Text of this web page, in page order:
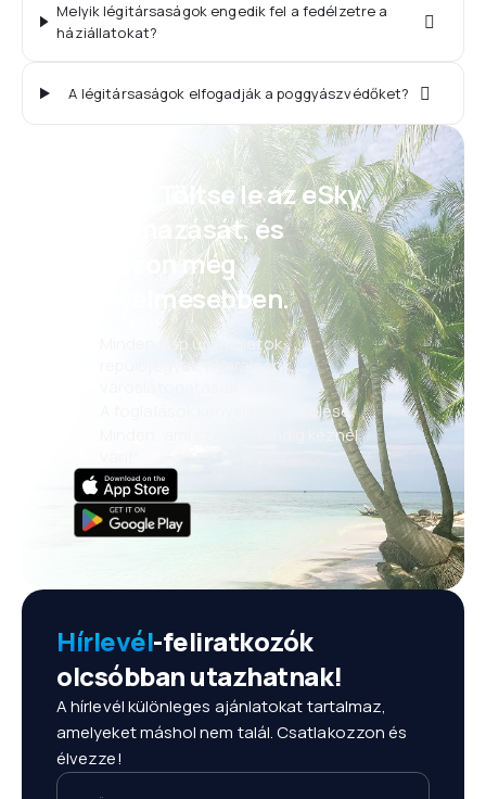
Melyik légitársaságok engedik fel a fedélzetre a
háziállatokat?
A légitársaságok elfogadják a poggyászvédőket?
Psszt! Töltse le az eSky
alkalmazását, és
utazzon még
kényelmesebben.
Minden nap új ajánlatok:
repülőjegyek, nyaralások,
A foglalások kényelmes kezelése
Minden, ami számít, mindig kéznél
Hírlevél-feliratkozók
olcsóbban utazhatnak!
A hírlevél különleges ajánlatokat tartalmaz,
amelyeket máshol nem talál. Csatlakozzon és
élvezze!
Az Ön e-mail-címe